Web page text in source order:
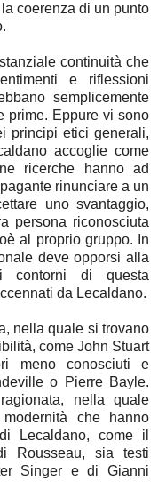
coerenza di un punto
continuità che
e riflessioni
semplicemente
prime. Eppure vi sono
principi etici generali,
accoglie come
ricerche hanno ad
rinunciare a un
uno svantaggio,
persona riconosciuta
al proprio gruppo. In
deve opporsi alla
i contorni di questa
da Lecaldano.
nella quale si trovano
come John Stuart
meno conosciuti e
o Pierre Bayle.
nella quale
che hanno
Lecaldano, come il
Rousseau, sia testi
Singer e di Gianni